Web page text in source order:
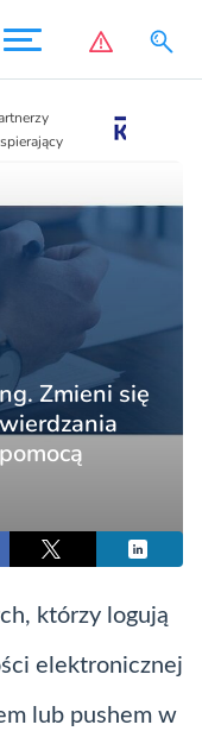
Zmieni się
którzy logują
elektronicznej
lub pushem w